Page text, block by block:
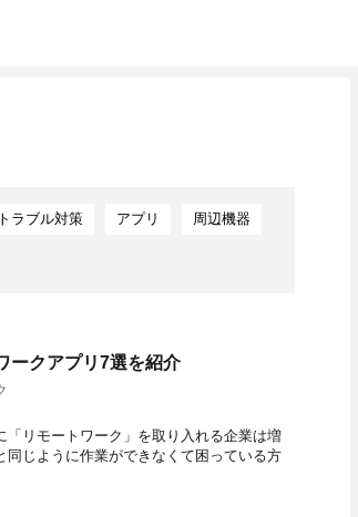
トラブル対策 アプリ 周辺機器
ークアプリ7選を紹介
リモートワーク」を取り入れる企業は増
じように作業ができなくて困っている方